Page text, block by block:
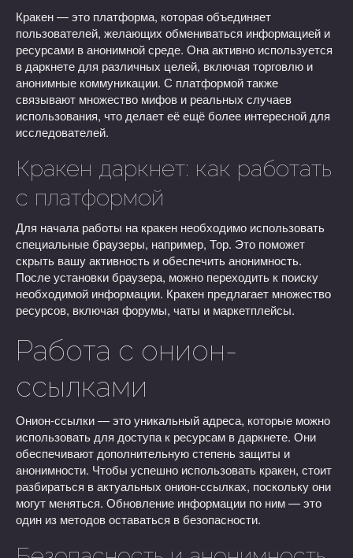
Кракен — это платформа, которая объединяет
пользователей, желающих обмениваться информацией и
ресурсами в анонимной среде. Она активно используется
в даркнете для различных целей, включая торговлю и
анонимные коммуникации. С платформой также
связывают множество мифов и реальных случаев
использования, что делает её ещё более интересной для
исследователей.
Кракен даркнет: как работать
с платформой
Для начала работы на кракен необходимо использовать
специальные браузеры, например, Тор. Это поможет
скрыть вашу активность и обеспечить анонимность.
После установки браузера, можно переходить к поиску
необходимой информации. Кракен предлагает множество
ресурсов, включая форумы, чаты и маркетплейсы.
Работа с онион-
ссылками
Онион-ссылки — это уникальный адреса, которые можно
использовать для доступа к ресурсам в даркнете. Они
обеспечивают дополнительную степень защиты и
анонимности. Чтобы успешно использовать кракен, стоит
разбираться в актуальных онион-ссылках, поскольку они
могут меняться. Обновление информации по ним — это
один из методов оставаться в безопасности.